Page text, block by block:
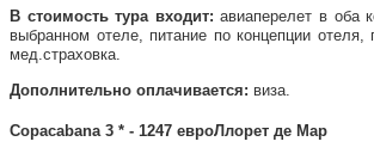
В стоимость тура входит: авиаперелет в оба
выбранном отеле, питание по концепции отеля,
мед.страховка.
Дополнительно оплачивается: виза.
Copacabana 3 * - 1247 евроЛлорет де Мар